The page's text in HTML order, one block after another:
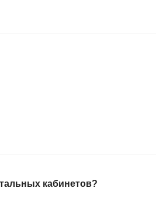
кабинетов?